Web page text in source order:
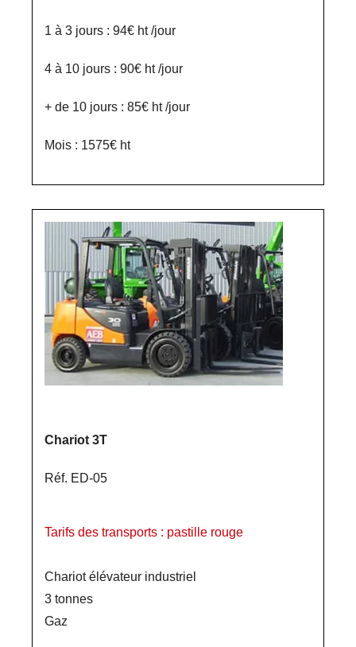
1 à 3 jours : 94€ ht /jour
4 à 10 jours : 90€ ht /jour
+ de 10 jours : 85€ ht /jour
Mois : 1575€ ht
Chariot 3T
Réf. ED-05
Tarifs des transports : pastille rouge
Chariot élévateur industriel
3 tonnes
Gaz